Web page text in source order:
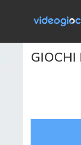
GIOCHI